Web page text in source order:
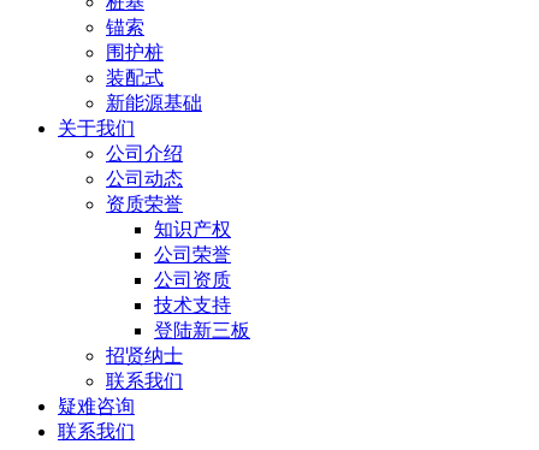
锚索
围护桩
装配式
新能源基础
关于我们
公司介绍
公司动态
资质荣誉
知识产权
公司荣誉
公司资质
技术支持
登陆新三板
招贤纳士
联系我们
疑难咨询
联系我们